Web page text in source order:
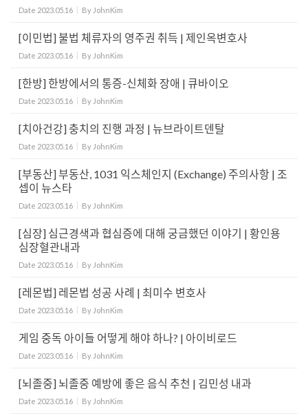
Date 2023.05.16 By JohnKim
[이민법] 불법 체류자의 영주권 취득 | 제인옥변호사
Date 2023.05.16 By JohnKim
[한방] 한방에서의 통증-신체화 장애 | 큐바이오
Date 2023.05.16 By JohnKim
[치아건강] 충치의 진행 과정 | 뉴브라이트덴탈
Date 2023.05.16 By JohnKim
[부동산] 부동산, 1031 익스체인지 (Exchange) 주의사항 | 조
셉이 뉴스타
Date 2023.05.16 By JohnKim
[심장] 심근경색과 협심증에 대해 궁금했던 이야기 | 황인용
심장혈관내과
Date 2023.05.16 By JohnKim
[레몬법] 레몬법 성공 사례 | 최미수 변호사
Date 2023.05.16 By JohnKim
게임 중독 아이들 어떻게 해야 하나? | 아이비로드
Date 2023.05.16 By JohnKim
[뇌졸중] 뇌졸중 예방에 좋은 음식 추천 | 김민성 내과
Date 2023.05.16 By JohnKim